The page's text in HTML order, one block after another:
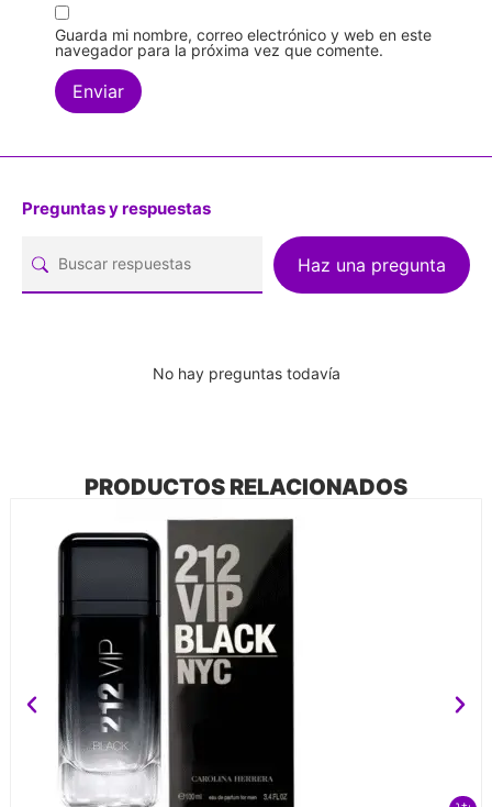
Guarda mi nombre, correo electrónico y web en este
navegador para la próxima vez que comente.
Preguntas y respuestas
Haz una pregunta
No hay preguntas todavía
PRODUCTOS RELACIONADOS